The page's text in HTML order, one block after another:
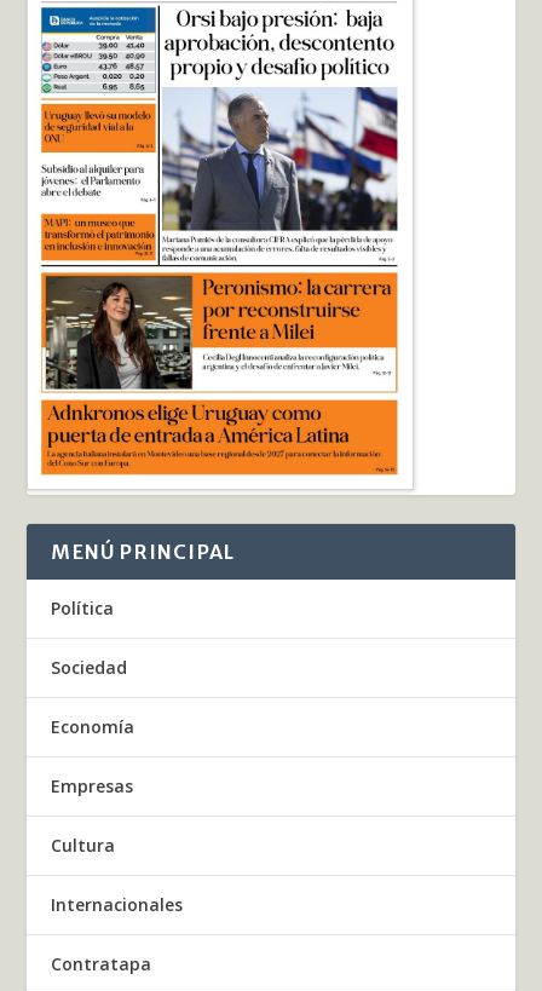
MENÚ PRINCIPAL
Política
Sociedad
Economía
Empresas
Cultura
Internacionales
Contratapa